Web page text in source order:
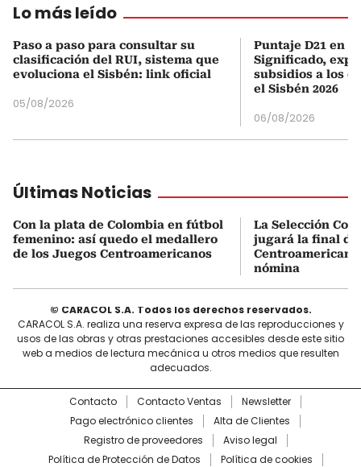
Lo más leído
Paso a paso para consultar su
clasificación del RUI, sistema que
evoluciona el Sisbén: link oficial
05/08/2026
Puntaje D21 en
Significado,
subsidios a los
el Sisbén 2026
06/08/2026
Últimas Noticias
Con la plata de Colombia en fútbol
femenino: así quedo el medallero
de los Juegos Centroamericanos
La Selección
jugará la final de
nómina
© CARACOL S.A. Todos los derechos reservados.
CARACOL S.A. realiza una reserva expresa de las reproducciones y
usos de las obras y otras prestaciones accesibles desde este sitio
web a medios de lectura mecánica u otros medios que resulten
adecuados.
Contacto Contacto Ventas
Newsletter
Pago electrónico clientes
Alta de Clientes
Registro de proveedores
Aviso legal
Política de Protección de Datos
Política de cookies